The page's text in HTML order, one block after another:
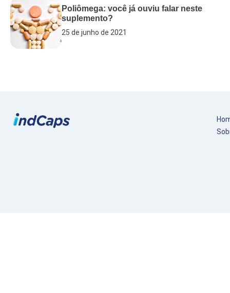
Poliômega: você já ouviu falar neste
suplemento?
25 de junho de 2021